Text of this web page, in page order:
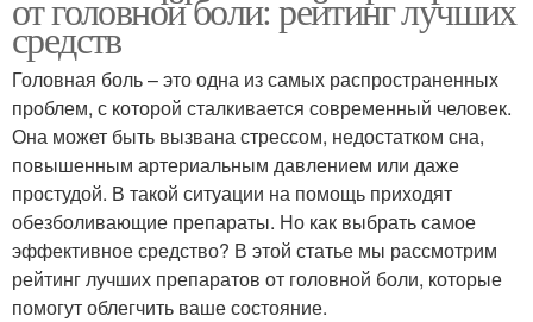
Таблетки при
беременности
Таблетки при головной
боли
Боли по версии Боли с рецептом
средств
Головная боль – это одна из самых распространенных
проблем, с которой сталкивается современный человек.
Она может быть вызвана стрессом, недостатком сна,
повышенным артериальным давлением или даже
простудой. В такой ситуации на помощь приходят
обезболивающие препараты. Но как выбрать самое
эффективное средство? В этой статье мы рассмотрим
рейтинг лучших препаратов от головной боли, которые
помогут облегчить ваше состояние.